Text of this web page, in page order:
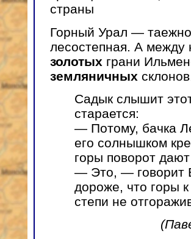
страны
Горный Урал —
лесостепная. А
золотых грани
земляничных
Садык слышит
старается:
— Потому, бачка
его солнышком
горы поворот
— Это, — говорит
дороже, что горы
степи не